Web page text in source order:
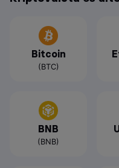
Bitcoin
(BTC)
BNB
(BNB)